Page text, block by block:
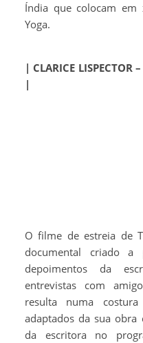
Índia que colocam
Yoga.
| CLARICE LISPECTOR
|
O filme de estreia de
documental criado
depoimentos da
entrevistas com
resulta numa
adaptados da sua obra
da escritora no